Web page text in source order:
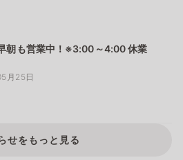
朝も営業中！※3:00～4:00 休業
月25日
せをもっと見る